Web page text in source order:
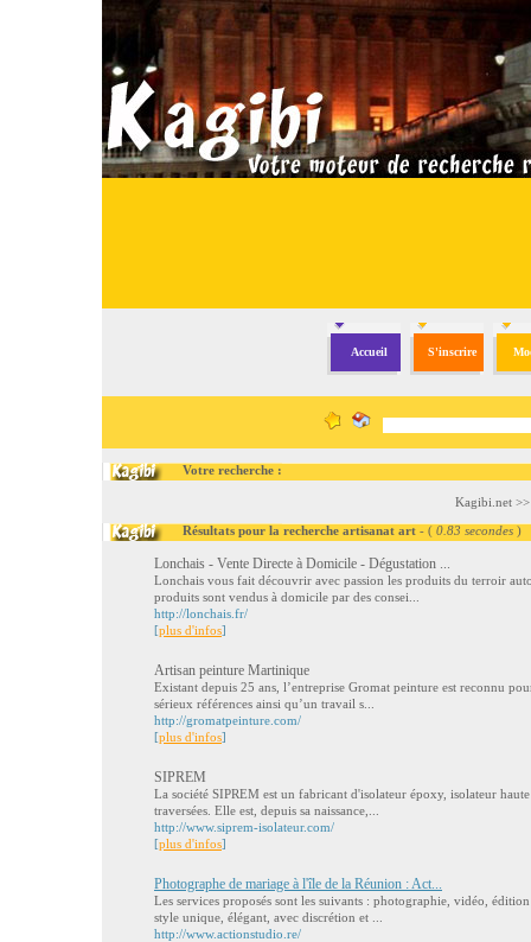
Accueil S'inscrire
Votre recherche :
Kagibi.net>>
Résultats pour la recherche artisanat art - ( 0.83 secondes )
Lonchais - Vente Directe à Domicile - Dégustation ...
Lonchais vous fait découvrir avec passion les produits du terroir
produits sont vendus à domicile par des consei...
http://lonchais.fr/
[plus d'infos]
Artisan peinture Martinique
Existant depuis 25 ans, l’entreprise Gromat peinture est reconnu
sérieux références ainsi qu’un travail s...
http://gromatpeinture.com/
[plus d'infos]
SIPREM
La société SIPREM est un fabricant d'isolateur époxy, isolateur
traversées. Elle est, depuis sa naissance,...
http://www.siprem-isolateur.com/
[plus d'infos]
Photographe de mariage à l'île de la Réunion : Act...
Les services proposés sont les suivants : photographie, vidéo,
style unique, élégant, avec discrétion et ...
http://www.actionstudio.re/